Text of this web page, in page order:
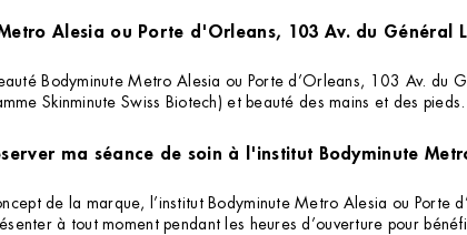
Alesia ou Porte d'Orleans, 103 Av. du
Bodyminute Metro Alesia ou Porte d’Orleans, 103 Av.
Skinminute Swiss Biotech) et beauté des mains et des
ma séance de soin à l'institut Bodyminute
de la marque, l’institut Bodyminute Metro Alesia ou
à tout moment pendant les heures d’ouverture pour